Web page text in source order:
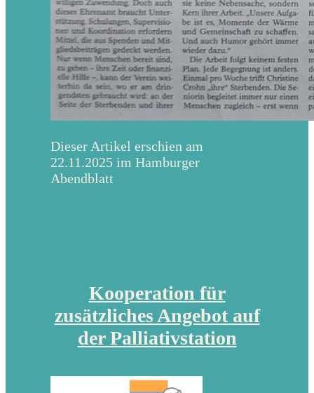
Dieser Artikel erschien am
22.11.2025 im Hamburger
Abendblatt
Kooperation für
zusätzliches Angebot auf
der Palliativstation